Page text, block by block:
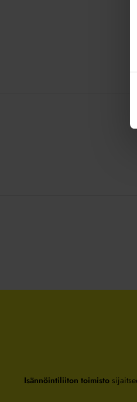
Isännöintiliiton toimisto